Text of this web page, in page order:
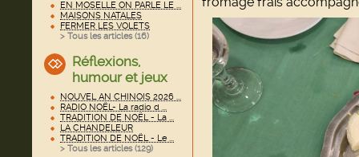
EN MOSELLE ON PARLE LE ...
MAISONS NATALES
FERMER LES VOLETS
> Tous les articles (16)
Réflexions,
humour et jeux
NOUVEL AN CHINOIS 2026 ...
RADIO NOËL- La radio d ...
TRADITION DE NOËL - La ...
LA CHANDELEUR
TRADITION DE NOËL - Le ...
> Tous les articles (129)